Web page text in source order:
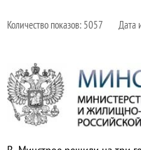
Количество показов: 5057 Дата